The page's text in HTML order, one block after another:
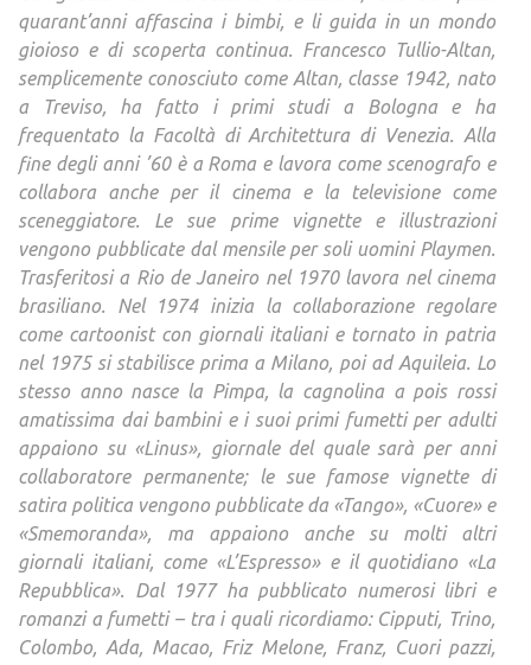
quarant’anni affascina i bimbi, e li guida in un mondo
gioioso e di scoperta continua. Francesco Tullio-Altan,
semplicemente conosciuto come Altan, classe 1942, nato
a Treviso, ha fatto i primi studi a Bologna e ha
frequentato la Facoltà di Architettura di Venezia. Alla
fine degli anni ’60 è a Roma e lavora come scenografo e
collabora anche per il cinema e la televisione come
sceneggiatore. Le sue prime vignette e illustrazioni
vengono pubblicate dal mensile per soli uomini Playmen.
Trasferitosi a Rio de Janeiro nel 1970 lavora nel cinema
brasiliano. Nel 1974 inizia la collaborazione regolare
come cartoonist con giornali italiani e tornato in patria
nel 1975 si stabilisce prima a Milano, poi ad Aquileia. Lo
stesso anno nasce la Pimpa, la cagnolina a pois rossi
amatissima dai bambini e i suoi primi fumetti per adulti
appaiono su «Linus», giornale del quale sarà per anni
collaboratore permanente; le sue famose vignette di
satira politica vengono pubblicate da «Tango», «Cuore» e
«Smemoranda», ma appaiono anche su molti altri
giornali italiani, come «L’Espresso» e il quotidiano «La
Repubblica». Dal 1977 ha pubblicato numerosi libri e
romanzi a fumetti – tra i quali ricordiamo: Cipputi, Trino,
Colombo, Ada, Macao, Friz Melone, Franz, Cuori pazzi,